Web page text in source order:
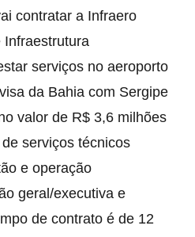
contratar a Infraero
Infraestrutura
serviços no aeroporto
da Bahia com Sergipe
valor de R$ 3,6 milhões
serviços técnicos
e operação
geral/executiva e
de contrato é de 12